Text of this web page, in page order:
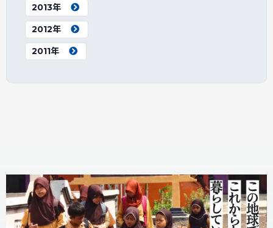
2013年
2012年
2011年